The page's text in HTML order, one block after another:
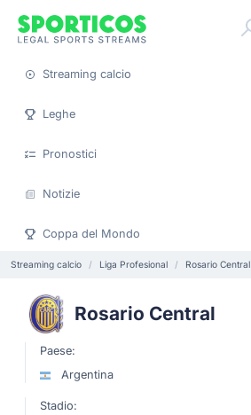
Streaming calcio
Leghe
Pronostici
Notizie
Coppa del Mondo
Streaming calcio Liga Profesional Rosario Central
Rosario Central
Paese:
Argentina
Stadio: